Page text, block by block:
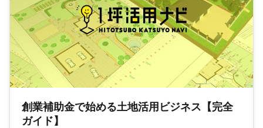
創業補助金で始める土地活用ビジネス【完全
ガイド】